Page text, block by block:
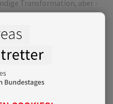
Transformation, aber -
einig - der im
soziale
noch; der muss kommen.
ein Deutschlandtempo,
Dr. Sandra Detzer